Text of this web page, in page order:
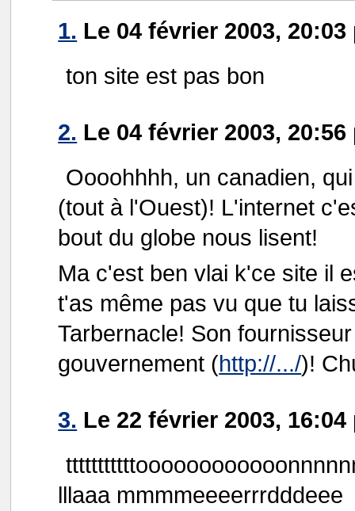
1. Le 04 février 2003,
ton site est pas bon
2. Le 04 février 2003,
Oooohhhh, un canadien,
(tout à l'Ouest)! L'internet
bout du globe nous lisent!
Ma c'est ben vlai k'ce site il
t'as même pas vu que tu
Tarbernacle! Son
gouvernement (http://.../)!
3. Le 22 février 2003,
lllaaa mmmmeeeerrrdddeee